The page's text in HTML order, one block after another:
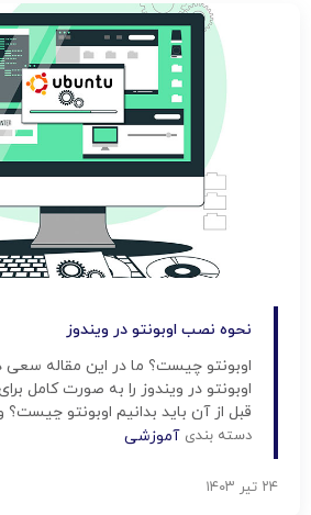
نحوه نصب اوبونتو در ویندوز
اوبونتو چیست؟ ما در این مقاله
اوبونتو در ویندوز را به صورت کامل
قبل از آن باید بدانیم اوبونتو چیست؟
ساخته شده است. برای کامپیوترهای […]
دسته بندی آموزشی
۲۴ تیر ۱۴۰۳